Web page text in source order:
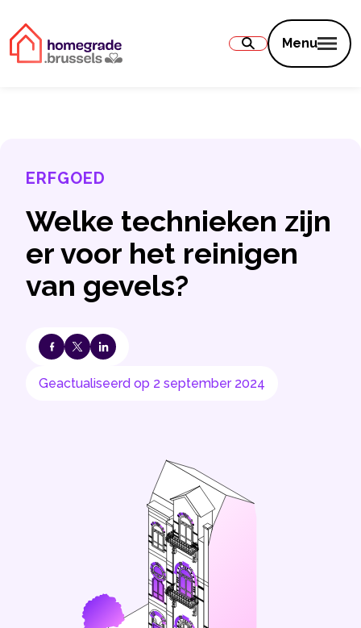
Menu
ERFGOED
Welke technieken zijn
er voor het reinigen
van gevels?
Geactualiseerd op 2 september 2024